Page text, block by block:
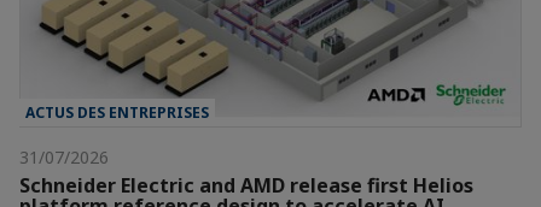
ACTUS DES ENTREPRISES
31/07/2026
Schneider Electric and AMD release first Helios